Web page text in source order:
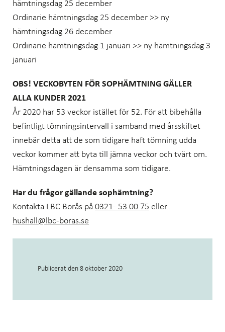
hämtningsdag 25 december
Ordinarie hämtningsdag 25 december >> ny
hämtningsdag 26 december
Ordinarie hämtningsdag 1 januari >> ny hämtningsdag 3
januari
OBS! VECKOBYTEN FÖR SOPHÄMTNING GÄLLER
ALLA KUNDER 2021
År 2020 har 53 veckor istället för 52. För att bibehålla
befintligt tömningsintervall i samband med årsskiftet
innebär detta att de som tidigare haft tömning udda
veckor kommer att byta till jämna veckor och tvärt om.
Hämtningsdagen är densamma som tidigare.
Har du frågor gällande sophämtning?
Kontakta LBC Borås på 0321- 53 00 75 eller
hushall@lbc-boras.se
Publicerat den 8 oktober 2020